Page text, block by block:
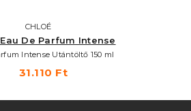
CHLOÉ
De Parfum Intense
Intense Utántöltő 150 ml
31.110 Ft